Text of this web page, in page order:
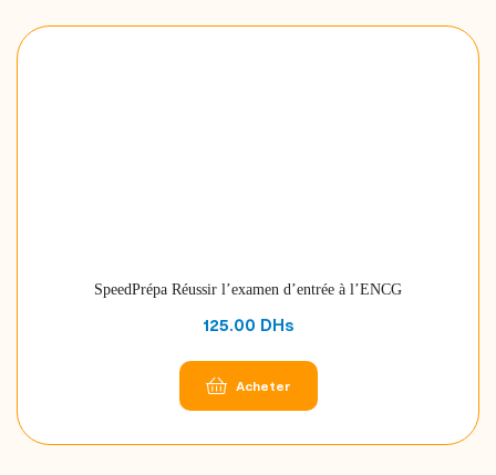
SpeedPrépa Réussir l’examen d’entrée à l’ENCG
125.00 DHs
Acheter